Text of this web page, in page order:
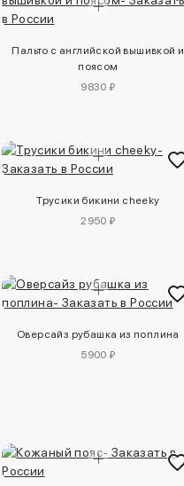
Пальто с английской вышивкой и
поясом
9830 ₽
Трусики бикини cheeky
2950 ₽
Оверсайз рубашка из поплина
5900 ₽